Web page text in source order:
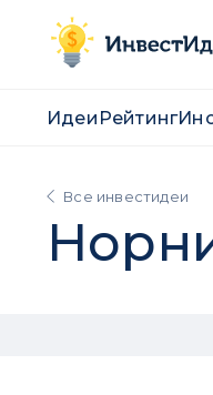
Идеи Рейтинг
Все инвестидеи